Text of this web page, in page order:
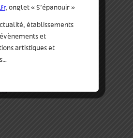
, onglet « S’épanouir »
établissements
et
artistiques et